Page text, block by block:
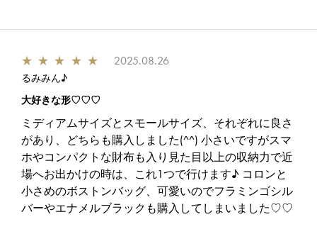
★ ★ ★ ★ ★ 2025.08.26
るみみん♪
大好きな形♡♡♡
ミディアムサイズとスモールサイズ、それぞれに良さ
があり、どちらも購入しました(^^) 小さいですがスマ
ホやコンパクトな財布も入り見た目以上の収納力で近
場へお出かけの時は、これ1つで行けます♪ コロンと
小さめのボストンバッグ、可愛いのでフラミンゴシル
バーやエナメルブラックも購入してしまいました♡♡